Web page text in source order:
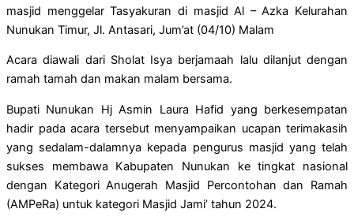
masjid menggelar Tasyakuran di masjid Al – Azka Kelurahan
Nunukan Timur, Jl. Antasari, Jum’at (04/10) Malam
Acara diawali dari Sholat Isya berjamaah lalu dilanjut dengan
ramah tamah dan makan malam bersama.
Bupati Nunukan Hj Asmin Laura Hafid yang berkesempatan
hadir pada acara tersebut menyampaikan ucapan terimakasih
yang sedalam-dalamnya kepada pengurus masjid yang telah
sukses membawa Kabupaten Nunukan ke tingkat nasional
dengan Kategori Anugerah Masjid Percontohan dan Ramah
(AMPeRa) untuk kategori Masjid Jami’ tahun 2024.